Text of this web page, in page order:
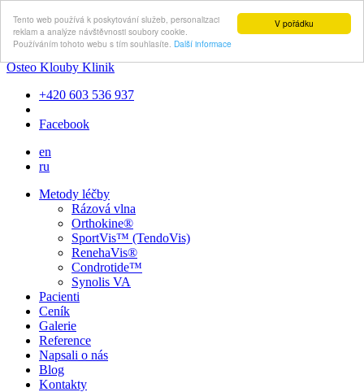
V pořádku
Tento web používá k poskytování služeb, personalizaci
reklam a analýze návštěvnosti soubory cookie.
Používáním tohoto webu s tím souhlasíte. Další informace
Osteo Klouby Klinik
+420 603 536 937
Facebook
en
ru
Metody léčby
Rázová vlna
Orthokine®
SportVis™ (TendoVis)
RenehaVis®
Condrotide™
Synolis VA
Pacienti
Ceník
Galerie
Reference
Napsali o nás
Blog
Kontakty